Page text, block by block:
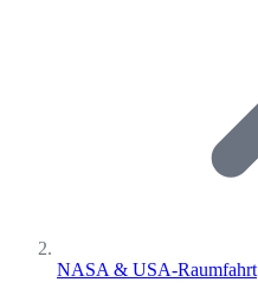
NASA & USA-Raumfahrt